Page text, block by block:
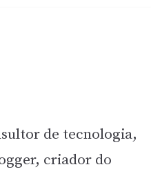
de tecnologia,
criador do